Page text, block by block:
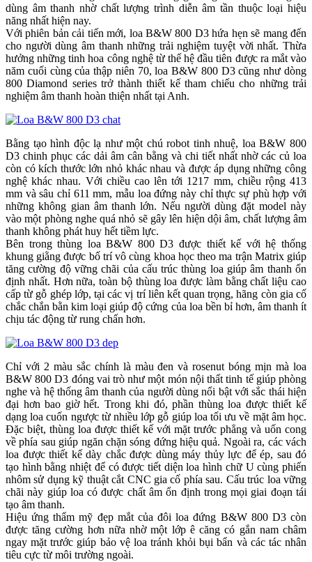
dùng âm thanh nhờ chất lượng trình diễn âm tần thuộc loại hiệu
năng nhất hiện nay.
Với phiên bản cải tiến mới, loa B&W 800 D3 hứa hẹn sẽ mang đến
cho người dùng âm thanh những trải nghiệm tuyệt vời nhất. Thừa
hưởng những tinh hoa công nghệ từ thế hệ đầu tiên được ra mắt vào
năm cuối cùng của thập niên 70, loa B&W 800 D3 cũng như dòng
800 Diamond series trở thành thiết kế tham chiếu cho những trải
nghiệm âm thanh hoàn thiện nhất tại Anh.
Bằng tạo hình độc lạ như một chú robot tinh nhuệ, loa B&W 800
D3 chinh phục các dải âm cân bằng và chi tiết nhất nhờ các củ loa
còn có kích thước lớn nhỏ khác nhau và được áp dụng những công
nghệ khác nhau. Với chiều cao lên tới 1217 mm, chiều rộng 413
mm và sâu chỉ 611 mm, mẫu loa đứng này chỉ thực sự phù hợp với
những không gian âm thanh lớn. Nếu người dùng đặt model này
vào một phòng nghe quá nhỏ sẽ gây lên hiện dội âm, chất lượng âm
thanh không phát huy hết tiềm lực.
Bên trong thùng loa B&W 800 D3 được thiết kế với hệ thống
khung giằng được bố trí vô cùng khoa học theo ma trận Matrix giúp
tăng cường độ vững chãi của cấu trúc thùng loa giúp âm thanh ổn
định nhất. Hơn nữa, toàn bộ thùng loa được làm bằng chất liệu cao
cấp từ gỗ ghép lớp, tại các vị trí liên kết quan trọng, hãng còn gia cố
chắc chắn bằn kim loại giúp độ cứng của loa bền bỉ hơn, âm thanh ít
chịu tác động từ rung chấn hơn.
Chỉ với 2 màu sắc chính là màu đen và rosenut bóng mịn mà loa
B&W 800 D3 đóng vai trò như một món nội thất tinh tế giúp phòng
nghe và hệ thống âm thanh của người dùng nổi bật với sắc thái hiện
đại hơn bao giờ hết. Trong khi đó, phần thùng loa được thiết kế
dạng loa cuốn ngược từ nhiều lớp gỗ giúp loa tối ưu về mặt âm học.
Đặc biệt, thùng loa được thiết kế với mặt trước phẳng và uốn cong
về phía sau giúp ngăn chặn sóng đứng hiệu quả. Ngoài ra, các vách
loa được thiết kế dày chắc được dùng máy thủy lực để ép, sau đó
tạo hình bằng nhiệt để có được tiết diện loa hình chữ U cùng phiến
nhôm sử dụng kỹ thuật cắt CNC gia cố phía sau. Cấu trúc loa vững
chãi này giúp loa có được chất âm ổn định trong mọi giai đoạn tái
tạo âm thanh.
Hiệu ứng thẩm mỹ đẹp mắt của đôi loa đứng B&W 800 D3 còn
được tăng cường hơn nữa nhờ một lớp ê căng có gắn nam châm
ngay mặt trước giúp bảo vệ loa tránh khỏi bụi bẩn và các tác nhân
tiêu cực từ môi trường ngoài.